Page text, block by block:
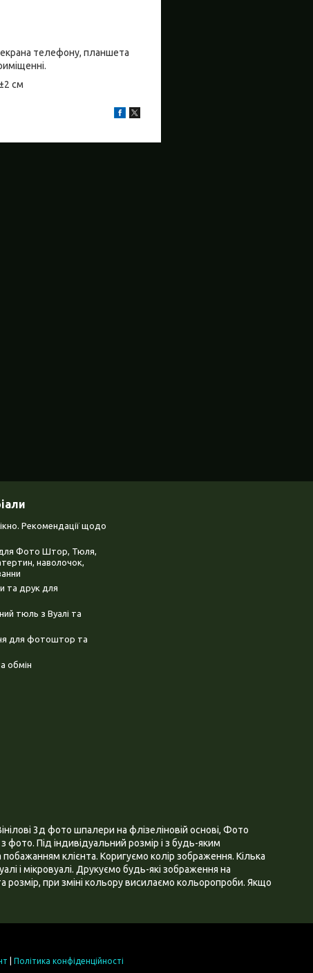
екрана телефону, планшета
см
Рекомендації щодо
Фото Штор, Тюля,
наволочок,
та друк для
тюль з Вуалі та
для фотоштор та
обмін
3д фото шпалери на флізеліновій основі, Фото
Під індивідуальний розмір і з будь-яким
клієнта. Коригуємо колір зображення. Кілька
і мікровуалі. Друкуємо будь-які зображення на
при зміні кольору висилаємо кольоропроби. Якщо
Політика конфіденційності